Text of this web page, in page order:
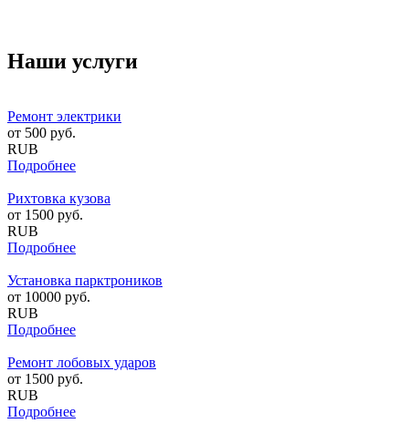
Наши услуги
Ремонт электрики
от 500 руб.
RUB
Подробнее
Рихтовка кузова
от 1500 руб.
RUB
Подробнее
Установка парктроников
от 10000 руб.
RUB
Подробнее
Ремонт лобовых ударов
от 1500 руб.
RUB
Подробнее